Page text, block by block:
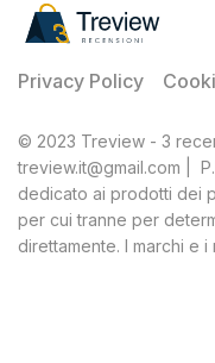
Privacy Policy
© 2023 Treview - 3
treview.it@gmail.com |
dedicato ai prodotti dei
per cui tranne per
direttamente. I marchi e